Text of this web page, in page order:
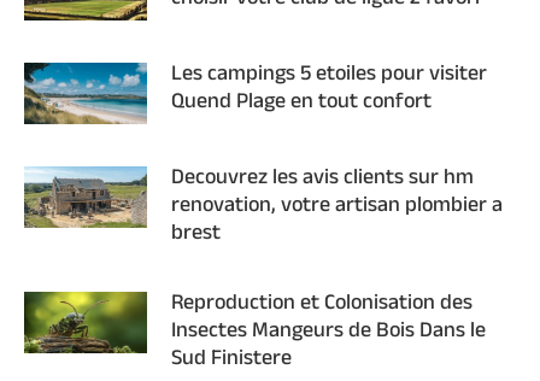
Les campings 5 etoiles pour visiter
Quend Plage en tout confort
Decouvrez les avis clients sur hm
renovation, votre artisan plombier a
brest
Reproduction et Colonisation des
Insectes Mangeurs de Bois Dans le
Sud Finistere